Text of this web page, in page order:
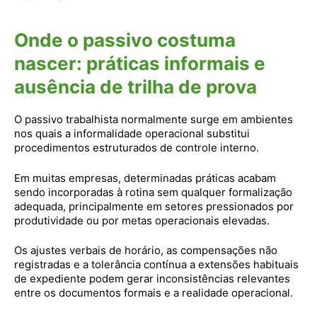
Onde o passivo costuma
nascer: práticas informais e
ausência de trilha de prova
O passivo trabalhista normalmente surge em ambientes
nos quais a informalidade operacional substitui
procedimentos estruturados de controle interno.
Em muitas empresas, determinadas práticas acabam
sendo incorporadas à rotina sem qualquer formalização
adequada, principalmente em setores pressionados por
produtividade ou por metas operacionais elevadas.
Os ajustes verbais de horário, as compensações não
registradas e a tolerância contínua a extensões habituais
de expediente podem gerar inconsistências relevantes
entre os documentos formais e a realidade operacional.